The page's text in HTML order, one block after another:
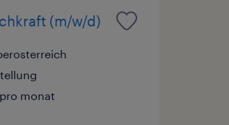
(m/w/d)
monat